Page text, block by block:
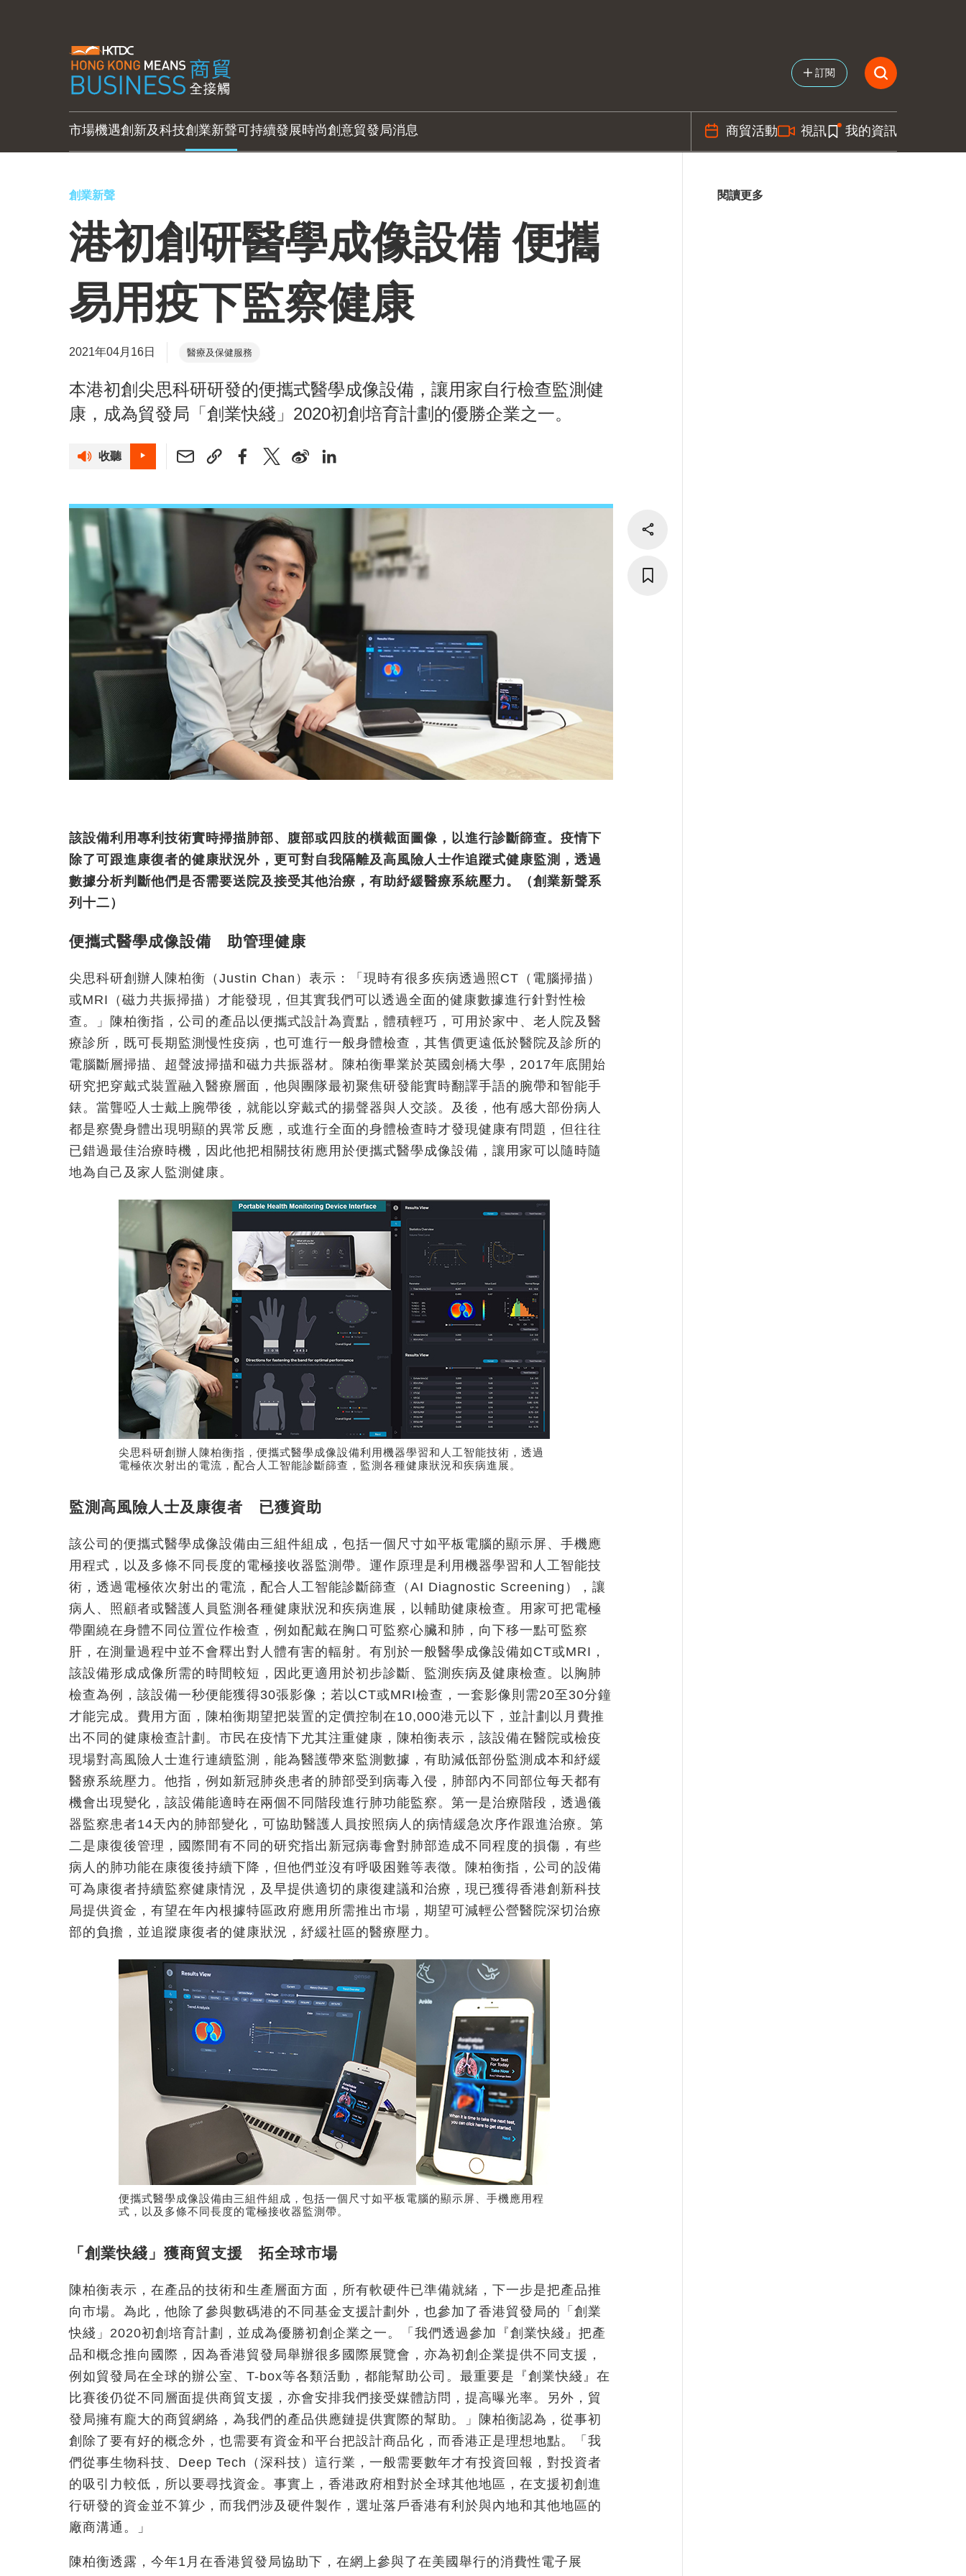
訂閱
市場機遇創新及科技創業新聲可持續發展時尚創意貿發局消息 商貿活動 視訊 我的資訊
創業新聲
港初創研醫學成像設備 便攜
易用疫下監察健康
2021年04月16日 醫療及保健服務
本港初創尖思科研研發的便攜式醫學成像設備，讓用家自行檢查監測健
康，成為貿發局「創業快綫」2020初創培育計劃的優勝企業之一。
收聽
該設備利用專利技術實時掃描肺部、腹部或四肢的橫截面圖像，以進行診斷篩查。疫情下
除了可跟進康復者的健康狀況外，更可對自我隔離及高風險人士作追蹤式健康監測，透過
數據分析判斷他們是否需要送院及接受其他治療，有助紓緩醫療系統壓力。（創業新聲系
列十二）
便攜式醫學成像設備 助管理健康
尖思科研創辦人陳柏衡（Justin Chan）表示：「現時有很多疾病透過照CT（電腦掃描）
或MRI（磁力共振掃描）才能發現，但其實我們可以透過全面的健康數據進行針對性檢
查。」陳柏衡指，公司的產品以便攜式設計為賣點，體積輕巧，可用於家中、老人院及醫
療診所，既可長期監測慢性疫病，也可進行一般身體檢查，其售價更遠低於醫院及診所的
電腦斷層掃描、超聲波掃描和磁力共振器材。陳柏衡畢業於英國劍橋大學，2017年底開始
研究把穿戴式裝置融入醫療層面，他與團隊最初聚焦研發能實時翻譯手語的腕帶和智能手
錶。當聾啞人士戴上腕帶後，就能以穿戴式的揚聲器與人交談。及後，他有感大部份病人
都是察覺身體出現明顯的異常反應，或進行全面的身體檢查時才發現健康有問題，但往往
已錯過最佳治療時機，因此他把相關技術應用於便攜式醫學成像設備，讓用家可以隨時隨
地為自己及家人監測健康。
尖思科研創辦人陳柏衡指，便攜式醫學成像設備利用機器學習和人工智能技術，透過
電極依次射出的電流，配合人工智能診斷篩查，監測各種健康狀況和疾病進展。
監測高風險人士及康復者 已獲資助
該公司的便攜式醫學成像設備由三組件組成，包括一個尺寸如平板電腦的顯示屏、手機應
用程式，以及多條不同長度的電極接收器監測帶。運作原理是利用機器學習和人工智能技
術，透過電極依次射出的電流，配合人工智能診斷篩查（AI Diagnostic Screening），讓
病人、照顧者或醫護人員監測各種健康狀況和疾病進展，以輔助健康檢查。用家可把電極
帶圍繞在身體不同位置位作檢查，例如配戴在胸口可監察心臟和肺，向下移一點可監察
肝，在測量過程中並不會釋出對人體有害的輻射。有別於一般醫學成像設備如CT或MRI，
該設備形成成像所需的時間較短，因此更適用於初步診斷、監測疾病及健康檢查。以胸肺
檢查為例，該設備一秒便能獲得30張影像；若以CT或MRI檢查，一套影像則需20至30分鐘
才能完成。費用方面，陳柏衡期望把裝置的定價控制在10,000港元以下，並計劃以月費推
出不同的健康檢查計劃。市民在疫情下尤其注重健康，陳柏衡表示，該設備在醫院或檢疫
現場對高風險人士進行連續監測，能為醫護帶來監測數據，有助減低部份監測成本和紓緩
醫療系統壓力。他指，例如新冠肺炎患者的肺部受到病毒入侵，肺部內不同部位每天都有
機會出現變化，該設備能適時在兩個不同階段進行肺功能監察。第一是治療階段，透過儀
器監察患者14天內的肺部變化，可協助醫護人員按照病人的病情緩急次序作跟進治療。第
二是康復後管理，國際間有不同的研究指出新冠病毒會對肺部造成不同程度的損傷，有些
病人的肺功能在康復後持續下降，但他們並沒有呼吸困難等表徵。陳柏衡指，公司的設備
可為康復者持續監察健康情況，及早提供適切的康復建議和治療，現已獲得香港創新科技
局提供資金，有望在年內根據特區政府應用所需推出市場，期望可減輕公營醫院深切治療
部的負擔，並追蹤康復者的健康狀況，紓緩社區的醫療壓力。
便攜式醫學成像設備由三組件組成，包括一個尺寸如平板電腦的顯示屏、手機應用程
式，以及多條不同長度的電極接收器監測帶。
「創業快綫」獲商貿支援 拓全球市場
陳柏衡表示，在產品的技術和生產層面方面，所有軟硬件已準備就緒，下一步是把產品推
向市場。為此，他除了參與數碼港的不同基金支援計劃外，也參加了香港貿發局的「創業
快綫」2020初創培育計劃，並成為優勝初創企業之一。「我們透過參加『創業快綫』把產
品和概念推向國際，因為香港貿發局舉辦很多國際展覽會，亦為初創企業提供不同支援，
例如貿發局在全球的辦公室、T-box等各類活動，都能幫助公司。最重要是『創業快綫』在
比賽後仍從不同層面提供商貿支援，亦會安排我們接受媒體訪問，提高曝光率。另外，貿
發局擁有龐大的商貿網絡，為我們的產品供應鏈提供實際的幫助。」陳柏衡認為，從事初
創除了要有好的概念外，也需要有資金和平台把設計商品化，而香港正是理想地點。「我
們從事生物科技、Deep Tech（深科技）這行業，一般需要數年才有投資回報，對投資者
的吸引力較低，所以要尋找資金。事實上，香港政府相對於全球其他地區，在支援初創進
行研發的資金並不算少，而我們涉及硬件製作，選址落戶香港有利於與內地和其他地區的
廠商溝通。」
陳柏衡透露，今年1月在香港貿發局協助下，在網上參與了在美國舉行的消費性電子展
閱讀更多